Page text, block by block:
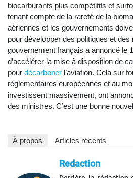
biocarburants plus compétitifs et
tenant compte de la rareté de la
aériennes et les gouvernements
pour développer des politiques et
gouvernement français a annoncé le
d’accélérer la mise à disposition de
pour décarboner l’aviation. Cela sur
réglementaires européennes et au
investissent massivement, ont
des ministres. C’est une bonne
À propos Articles récents
Redaction